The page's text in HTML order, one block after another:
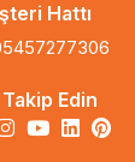
Hattı
Edin